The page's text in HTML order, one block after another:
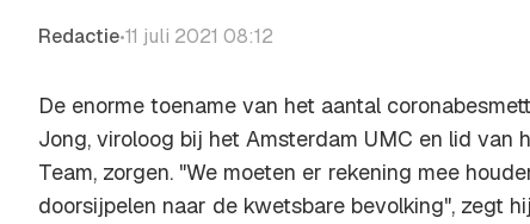
Redactie•11 juli 2021 08:12
De enorme toename van het aantal
Jong, viroloog bij het Amsterdam UMC en lid van
Team, zorgen. "We moeten er rekening mee
doorsijpelen naar de kwetsbare bevolking", zegt